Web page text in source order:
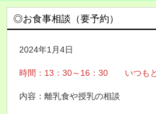
◎お食事相談（要予約）
2024年1月4日
時間：13：30～16：30 いつもと
内容：離乳食や授乳の相談